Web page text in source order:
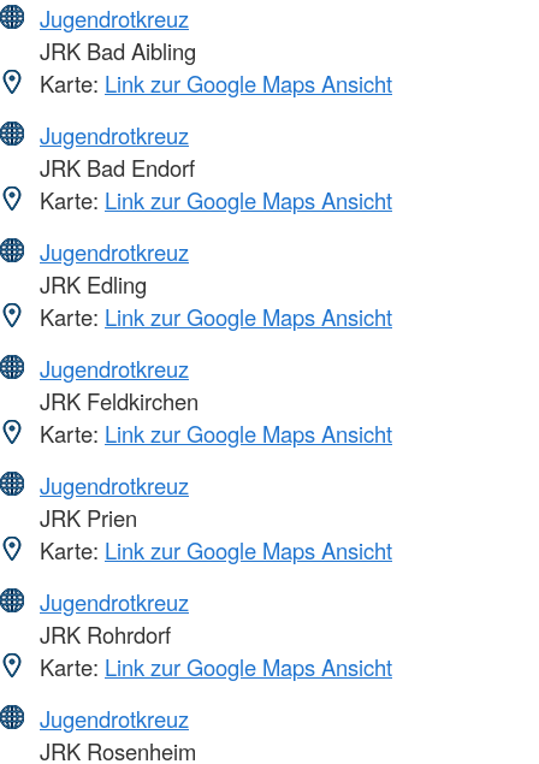
Jugendrotkreuz
JRK Bad Aibling
Karte: Link zur Google Maps Ansicht
Jugendrotkreuz
JRK Bad Endorf
Karte: Link zur Google Maps Ansicht
Jugendrotkreuz
JRK Edling
Karte: Link zur Google Maps Ansicht
Jugendrotkreuz
JRK Feldkirchen
Karte: Link zur Google Maps Ansicht
Jugendrotkreuz
JRK Prien
Karte: Link zur Google Maps Ansicht
Jugendrotkreuz
JRK Rohrdorf
Karte: Link zur Google Maps Ansicht
Jugendrotkreuz
JRK Rosenheim